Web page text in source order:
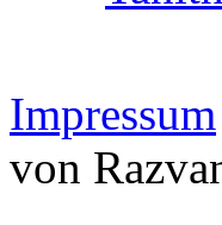
Impressum
von